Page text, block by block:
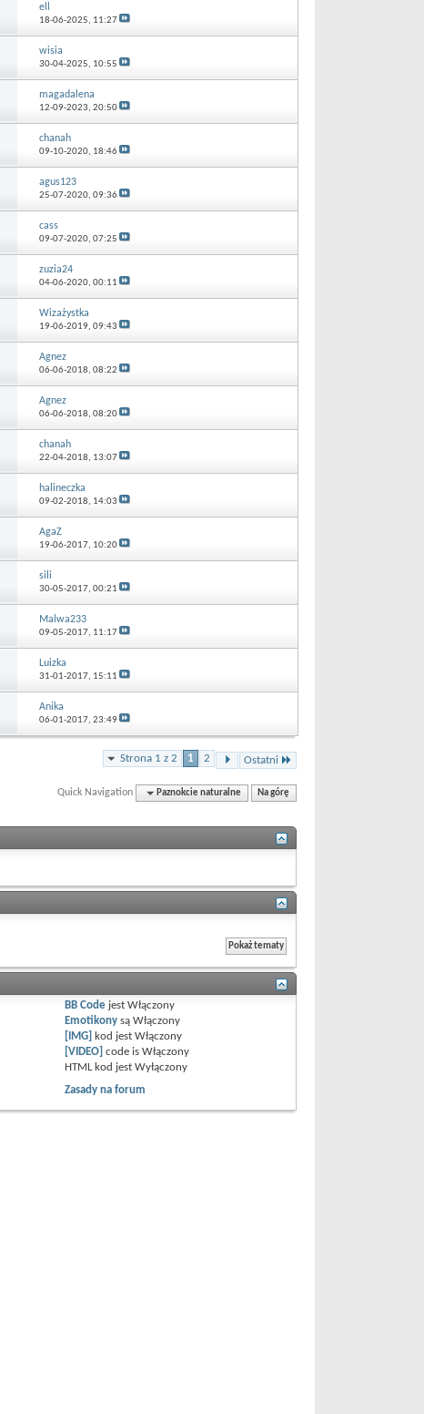
ell
18-06-2025, 11:27
wisia
30-04-2025, 10:55
magadalena
12-09-2023, 20:50
chanah
09-10-2020, 18:46
agus123
25-07-2020, 09:36
cass
09-07-2020, 07:25
zuzia24
04-06-2020, 00:11
Wizażystka
19-06-2019, 09:43
Agnez
06-06-2018, 08:22
Agnez
06-06-2018, 08:20
chanah
22-04-2018, 13:07
halineczka
09-02-2018, 14:03
AgaZ
19-06-2017, 10:20
sili
30-05-2017, 00:21
Malwa233
09-05-2017, 11:17
Luizka
31-01-2017, 15:11
Anika
06-01-2017, 23:49
Strona 1 z 2 1 2 Ostatni
Quick Navigation Paznokcie naturalne Na górę
BB Code jestWłączony
Emotikony sąWłączony
[IMG] kod jestWłączony
[VIDEO] code isWłączony
HTML kod jestWyłączony
Zasady na forum